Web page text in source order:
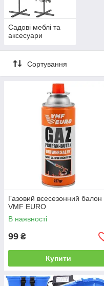
Садові меблі та
аксесуари
Сортування
Газовий всесезонний балон
VMF EURO
В наявності
99 ₴
Купити